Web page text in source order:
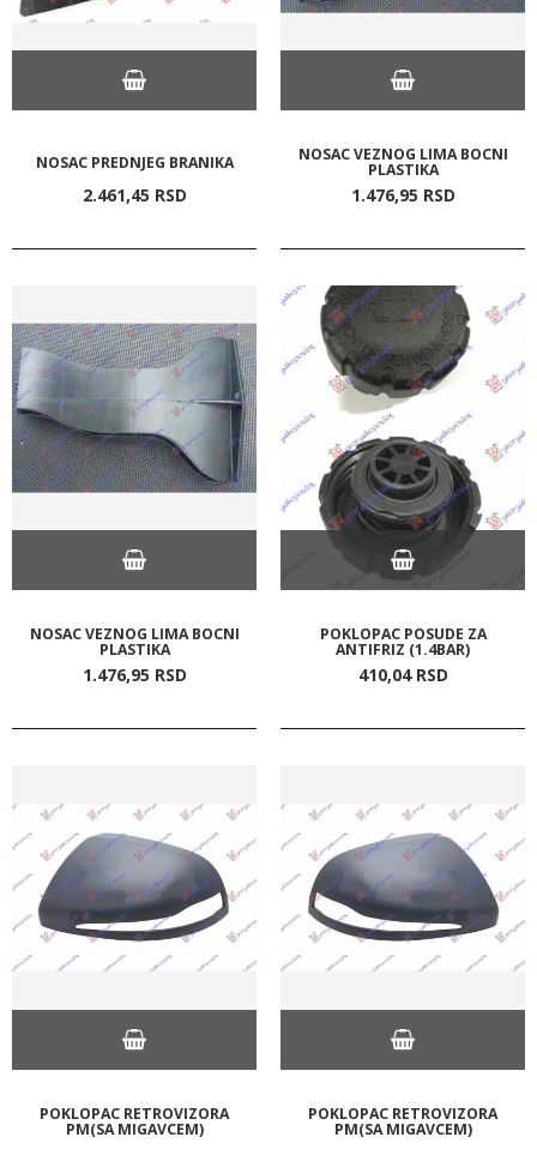
NOSAC PREDNJEG BRANIKA
2.461,45 RSD
NOSAC VEZNOG LIMA BOCNI
PLASTIKA
1.476,95 RSD
NOSAC VEZNOG LIMA BOCNI
PLASTIKA
1.476,95 RSD
POKLOPAC POSUDE ZA
ANTIFRIZ (1.4BAR)
410,04 RSD
POKLOPAC RETROVIZORA
PM(SA MIGAVCEM)
POKLOPAC RETROVIZORA
PM(SA MIGAVCEM)